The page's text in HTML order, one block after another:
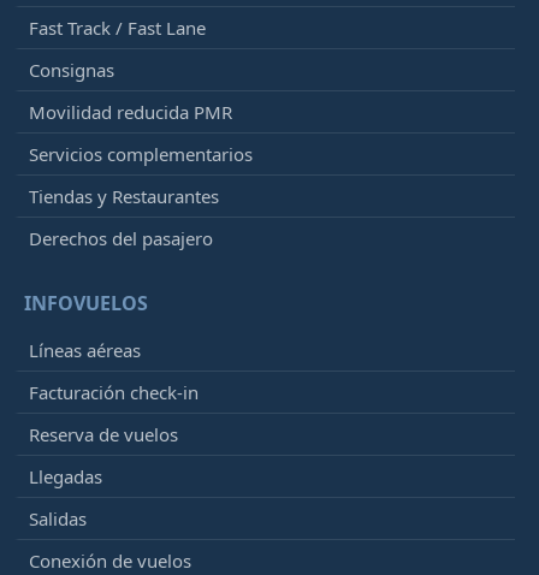
Fast Track / Fast Lane
Consignas
Movilidad reducida PMR
Servicios complementarios
Tiendas y Restaurantes
Derechos del pasajero
INFOVUELOS
Líneas aéreas
Facturación check-in
Reserva de vuelos
Llegadas
Salidas
Conexión de vuelos